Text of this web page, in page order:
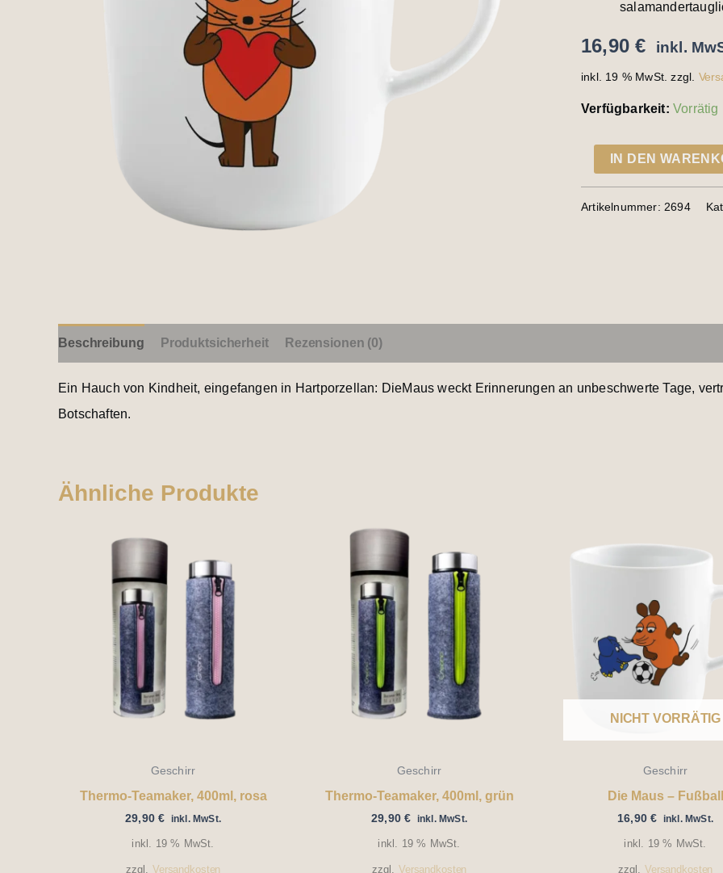
16,90€ inkl.
inkl. 19 % MwSt. zzgl.
Verfügbarkeit: Vorrätig
IN DEN
Artikelnummer: 2694
Beschreibung Produktsicherheit Rezensionen (0)
Ein Hauch von Kindheit, eingefangen in Hartporzellan: DieMaus weckt Erinnerungen an unbeschwerte Tage,
Botschaften.
Ähnliche Produkte
Geschirr
Thermo-Teamaker, 400ml, rosa
29,90€ inkl. MwSt.
inkl. 19 % MwSt.
zzgl. Versandkosten
Geschirr
Thermo-Teamaker, 400ml, grün
29,90€ inkl. MwSt.
inkl. 19 % MwSt.
zzgl. Versandkosten
NICHT VORRÄTIG
Geschirr
Die Maus – Fußball
16,90€ inkl. MwSt.
inkl. 19 % MwSt.
zzgl. Versandkosten